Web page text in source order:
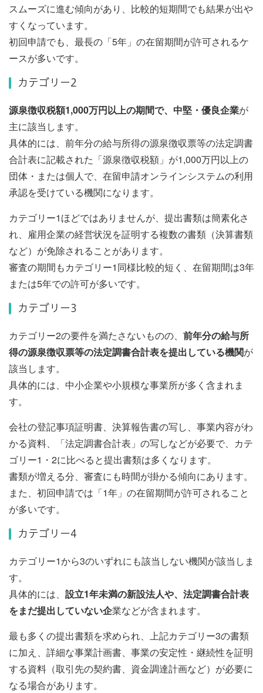
スムーズに進む傾向があり、比較的短期間でも結果が出や
すくなっています。
初回申請でも、最長の「5年」の在留期間が許可されるケ
ースが多いです。
カテゴリー2
源泉徴収税額1,000万円以上の期間で、中堅・優良企業が
主に該当します。
具体的には、前年分の給与所得の源泉徴収票等の法定調書
合計表に記載された「源泉徴収税額」が1,000万円以上の
団体・または個人で、在留申請オンラインシステムの利用
承認を受けている機関になります。
カテゴリー1ほどではありませんが、提出書類は簡素化さ
れ、雇用企業の経営状況を証明する複数の書類（決算書類
など）が免除されることがあります。
審査の期間もカテゴリー1同様比較的短く、在留期間は3年
または5年での許可が多いです。
カテゴリー3
カテゴリー2の要件を満たさないものの、 前年分の給与所
得の源泉徴収票等の法定調書合計表を提出している機関が
該当します。
具体的には、中小企業や小規模な事業所が多く含まれま
す。
会社の登記事項証明書、決算報告書の写し、事業内容がわ
かる資料、「法定調書合計表」の写しなどが必要で、カテ
ゴリー1・2に比べると提出書類は多くなります。
書類が増える分、審査にも時間が掛かる傾向にあります。
また、初回申請では「1年」の在留期間が許可されること
が多いです。
カテゴリー4
カテゴリー1から3のいずれにも該当しない機関が該当しま
す。
具体的には、 設立1年未満の新設法人や、法定調書合計表
をまだ提出していない企業などが含まれます。
最も多くの提出書類を求められ、上記カテゴリー3の書類
に加え、詳細な事業計画書、事業の安定性・継続性を証明
する資料（取引先の契約書、資金調達計画など）が必要に
なる場合があります。